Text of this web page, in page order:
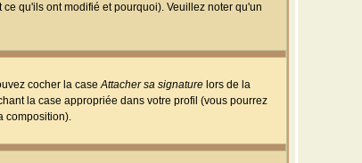
qu'ils ont modifié et pourquoi). Veuillez noter qu'un
cocher la caseAttacher sa signature lors de la
la case appropriée dans votre profil (vous pourrez
composition).